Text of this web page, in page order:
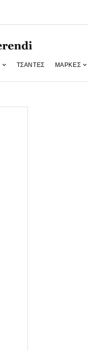
ΤΣΑΝΤΕΣ ΜΑΡΚΕΣ